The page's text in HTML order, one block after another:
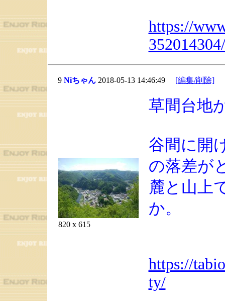
https://
352014304/
9 Niちゃん2018-05-13 14:46:49 [編集/削除]
820 x 615
草間台地
谷間に開
の落差が
麓と山上
か。
https://
ty/